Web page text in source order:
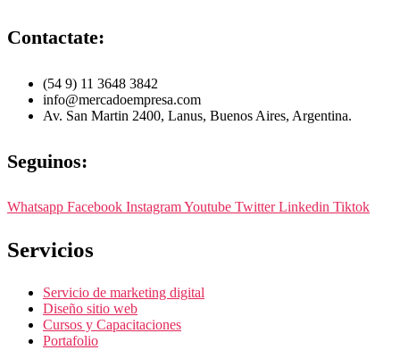
Contactate:
(54 9) 11 3648 3842
info@mercadoempresa.com
Av. San Martin 2400, Lanus, Buenos Aires, Argentina.
Seguinos:
Whatsapp Facebook InstagramYoutube Twitter Linkedin Tiktok
Servicios
Servicio de marketing digital
Diseño sitio web
Cursos y Capacitaciones
Portafolio